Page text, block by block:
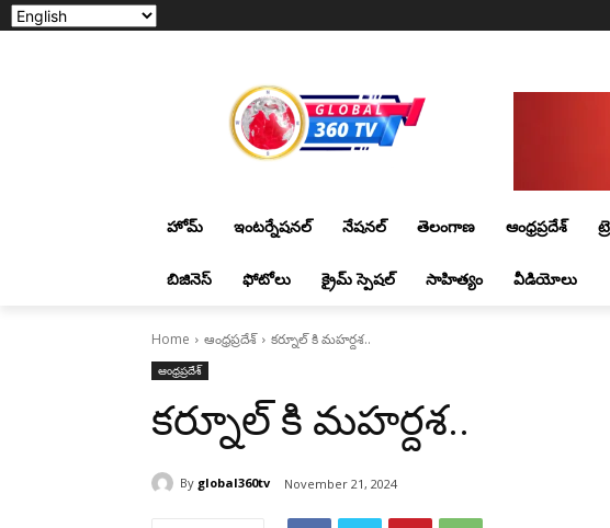
హోమ్ ఇంటర్నేషనల్ నేషనల్ తెలంగాణ ఆంధ్రప్రదేశ్
బిజినెస్ ఫోటోలు క్రైమ్ స్పెషల్ సాహిత్యం వీడియోలు
Home ఆంధ్రప్రదేశ్ కర్నూల్ కి మహర్దశ..
ఆంధ్రప్రదేశ్
కర్నూల్ కి మహర్దశ..
By global360tv November 21, 2024